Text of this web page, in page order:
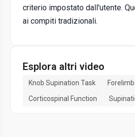
criterio impostato dall'utente.
ai compiti tradizionali.
Esplora altri video
Knob Supination Task
Corticospinal Function